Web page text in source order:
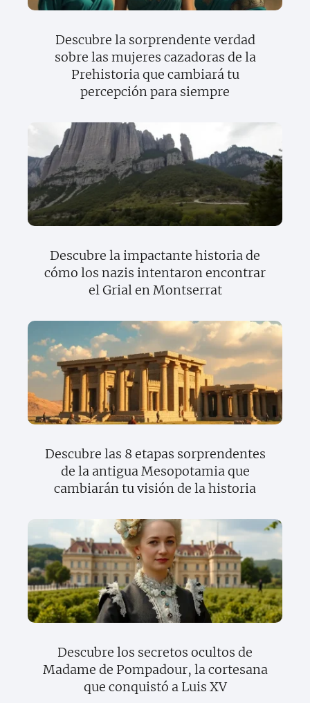
Descubre la sorprendente verdad
sobre las mujeres cazadoras de la
Prehistoria que cambiará tu
percepción para siempre
Descubre la impactante historia de
cómo los nazis intentaron encontrar
el Grial en Montserrat
Descubre las 8 etapas sorprendentes
de la antigua Mesopotamia que
cambiarán tu visión de la historia
Descubre los secretos ocultos de
Madame de Pompadour, la cortesana
que conquistó a Luis XV